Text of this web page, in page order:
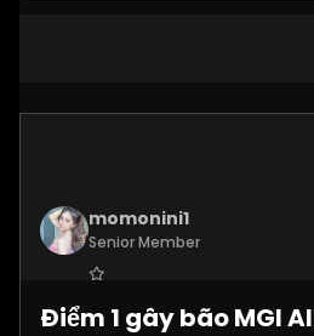
momonini1
Senior Member
Posts: 5399
Điểm 1 gây bão MGI